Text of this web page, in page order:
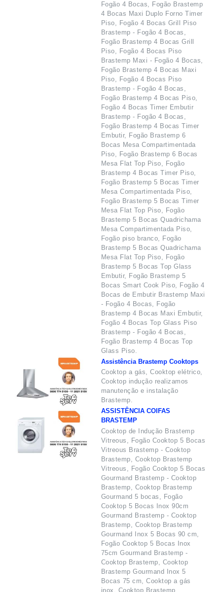
Fogão 4 Bocas, Fogão Brastemp
4 Bocas Maxi Duplo Forno Timer
Piso, Fogão 4 Bocas Grill Piso
Brastemp - Fogão 4 Bocas,
Fogão Brastemp 4 Bocas Grill
Piso, Fogão 4 Bocas Piso
Brastemp Maxi - Fogão 4 Bocas,
Fogão Brastemp 4 Bocas Maxi
Piso, Fogão 4 Bocas Piso
Brastemp - Fogão 4 Bocas,
Fogão Brastemp 4 Bocas Piso,
Fogão 4 Bocas Timer Embutir
Brastemp - Fogão 4 Bocas,
Fogão Brastemp 4 Bocas Timer
Embutir, Fogão Brastemp 6
Bocas Mesa Compartimentada
Piso, Fogão Brastemp 6 Bocas
Mesa Flat Top Piso, Fogão
Brastemp 4 Bocas Timer Piso,
Fogão Brastemp 5 Bocas Timer
Mesa Compartimentada Piso,
Fogão Brastemp 5 Bocas Timer
Mesa Flat Top Piso, Fogão
Brastemp 5 Bocas Quadrichama
Mesa Compartimentada Piso,
Fogão piso branco, Fogão
Brastemp 5 Bocas Quadrichama
Mesa Flat Top Piso, Fogão
Brastemp 5 Bocas Top Glass
Embutir, Fogão Brastemp 5
Bocas Smart Cook Piso, Fogão 4
Bocas de Embutir Brastemp Maxi
- Fogão 4 Bocas, Fogão
Brastemp 4 Bocas Maxi Embutir,
Fogão 4 Bocas Top Glass Piso
Brastemp - Fogão 4 Bocas,
Fogão Brastemp 4 Bocas Top
Glass Piso.
Assistência Brastemp Cooktops
Cooktop a gás, Cooktop elétrico,
Cooktop indução realizamos
manutenção e instalação
Brastemp.
ASSISTÊNCIA COIFAS
BRASTEMP
Cooktop de Indução Brastemp
Vitreous, Fogão Cooktop 5 Bocas
Vitreous Brastemp - Cooktop
Brastemp, Cooktop Brastemp
Vitreous, Fogão Cooktop 5 Bocas
Gourmand Brastemp - Cooktop
Brastemp, Cooktop Brastemp
Gourmand 5 bocas, Fogão
Cooktop 5 Bocas Inox 90cm
Gourmand Brastemp - Cooktop
Brastemp, Cooktop Brastemp
Gourmand Inox 5 Bocas 90 cm,
Fogão Cooktop 5 Bocas Inox
75cm Gourmand Brastemp -
Cooktop Brastemp, Cooktop
Brastemp Gourmand Inox 5
Bocas 75 cm, Cooktop a gás
inox, Cooktop Brastemp